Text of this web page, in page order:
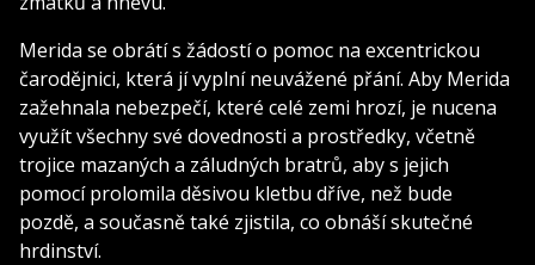
Merida se obrátí s žádostí o pomoc na excentrickou
čarodějnici, která jí vyplní neuvážené přání. Aby Merida
zažehnala nebezpečí, které celé zemi hrozí, je nucena
využít všechny své dovednosti a prostředky, včetně
trojice mazaných a záludných bratrů, aby s jejich
pomocí prolomila děsivou kletbu dříve, než bude
pozdě, a současně také zjistila, co obnáší skutečné
hrdinství.